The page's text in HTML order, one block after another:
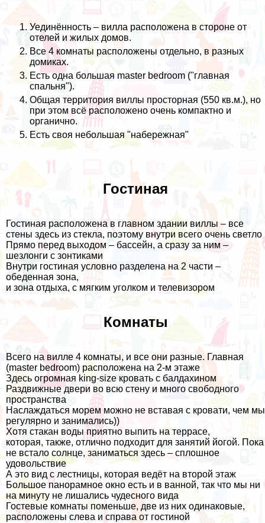
Уединённость – вилла расположена в стороне от
отелей и жилых домов.
Все 4 комнаты расположены отдельно, в разных
домиках.
Есть одна большая master bedroom ("главная
спальня").
Общая территория виллы просторная (550 кв.м.), но
при этом всё расположено очень компактно и
органично.
Есть своя небольшая "набережная"
Гостиная
Гостиная расположена в главном здании виллы – все
стены здесь из стекла, поэтому внутри всего очень светло
Прямо перед выходом – бассейн, а сразу за ним –
шезлонги с зонтиками
Внутри гостиная условно разделена на 2 части –
обеденная зона,
и зона отдыха, с мягким уголком и телевизором
Комнаты
Всего на вилле 4 комнаты, и все они разные. Главная
(master bedroom) расположена на 2-м этаже
Здесь огромная king-size кровать с балдахином
Раздвижные двери во всю стену и много свободного
пространства
Наслаждаться морем можно не вставая с кровати, чем мы
регулярно и занимались))
Хотя стакан воды приятно выпить на террасе,
которая, также, отлично подходит для занятий йогой. Пока
не встало солнце, заниматься здесь – сплошное
удовольствие
А это вид с лестницы, которая ведёт на второй этаж
Большое панорамное окно есть и в ванной, так что мы ни
на минуту не лишались чудесного вида
Гостевые комнаты поменьше, две из них одинаковые,
расположены слева и справа от гостиной